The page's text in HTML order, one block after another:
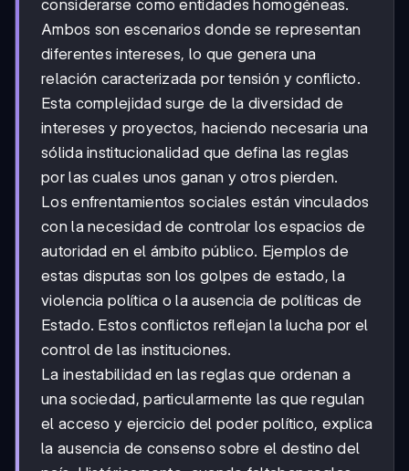
considerarse como entidades homogéneas.
Ambos son escenarios donde se representan
diferentes intereses, lo que genera una
relación caracterizada por tensión y conflicto.
Esta complejidad surge de la diversidad de
intereses y proyectos, haciendo necesaria una
sólida institucionalidad que defina las reglas
por las cuales unos ganan y otros pierden.
Los enfrentamientos sociales están vinculados
con la necesidad de controlar los espacios de
autoridad en el ámbito público. Ejemplos de
estas disputas son los golpes de estado, la
violencia política o la ausencia de políticas de
Estado. Estos conflictos reflejan la lucha por el
control de las instituciones.
La inestabilidad en las reglas que ordenan a
una sociedad, particularmente las que regulan
el acceso y ejercicio del poder político, explica
la ausencia de consenso sobre el destino del